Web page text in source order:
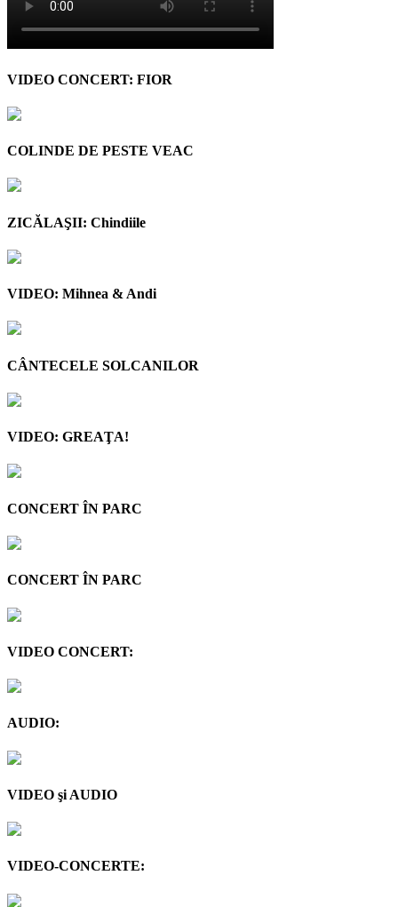
VIDEO CONCERT: FIOR
COLINDE DE PESTE VEAC
ZICĂLAŞII: Chindiile
VIDEO: Mihnea & Andi
CÂNTECELE SOLCANILOR
VIDEO: GREAŢA!
CONCERT ÎN PARC
CONCERT ÎN PARC
VIDEO CONCERT:
AUDIO:
VIDEO şi AUDIO
VIDEO-CONCERTE: